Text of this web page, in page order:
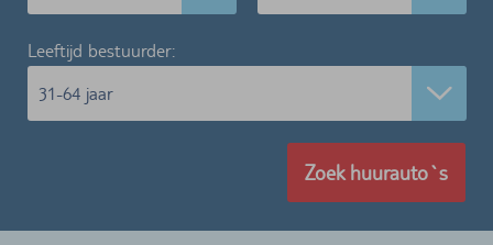
Leeftijd bestuurder:
31-64 jaar
Zoek huurauto`s